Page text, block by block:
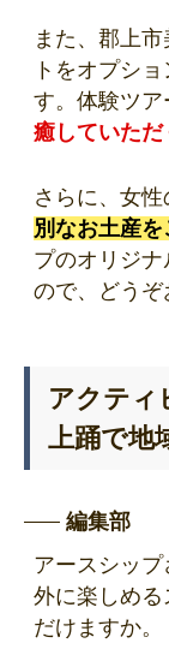
また、郡上
トをオプシ
す。体験ツア
癒していた
さらに、女
別なお土産を
プのオリジ
ので、どうぞ
アクティ
上踊で地
編集部
アースシッ
外に楽しめ
だけますか。